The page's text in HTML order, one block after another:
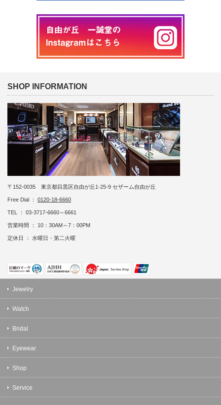
SHOP INFORMATION
〒152-0035 東京都目黒区自由が丘1-25-9 セザーム自由が丘
Free Dial ： 0120-18-6660
TEL ： 03-3717-6660～6661
営業時間 ： 10：30AM～7：00PM
定休日 ： 水曜日・第二火曜
Jewelry
Watch
Bridal
Eyewear
Shop
Service